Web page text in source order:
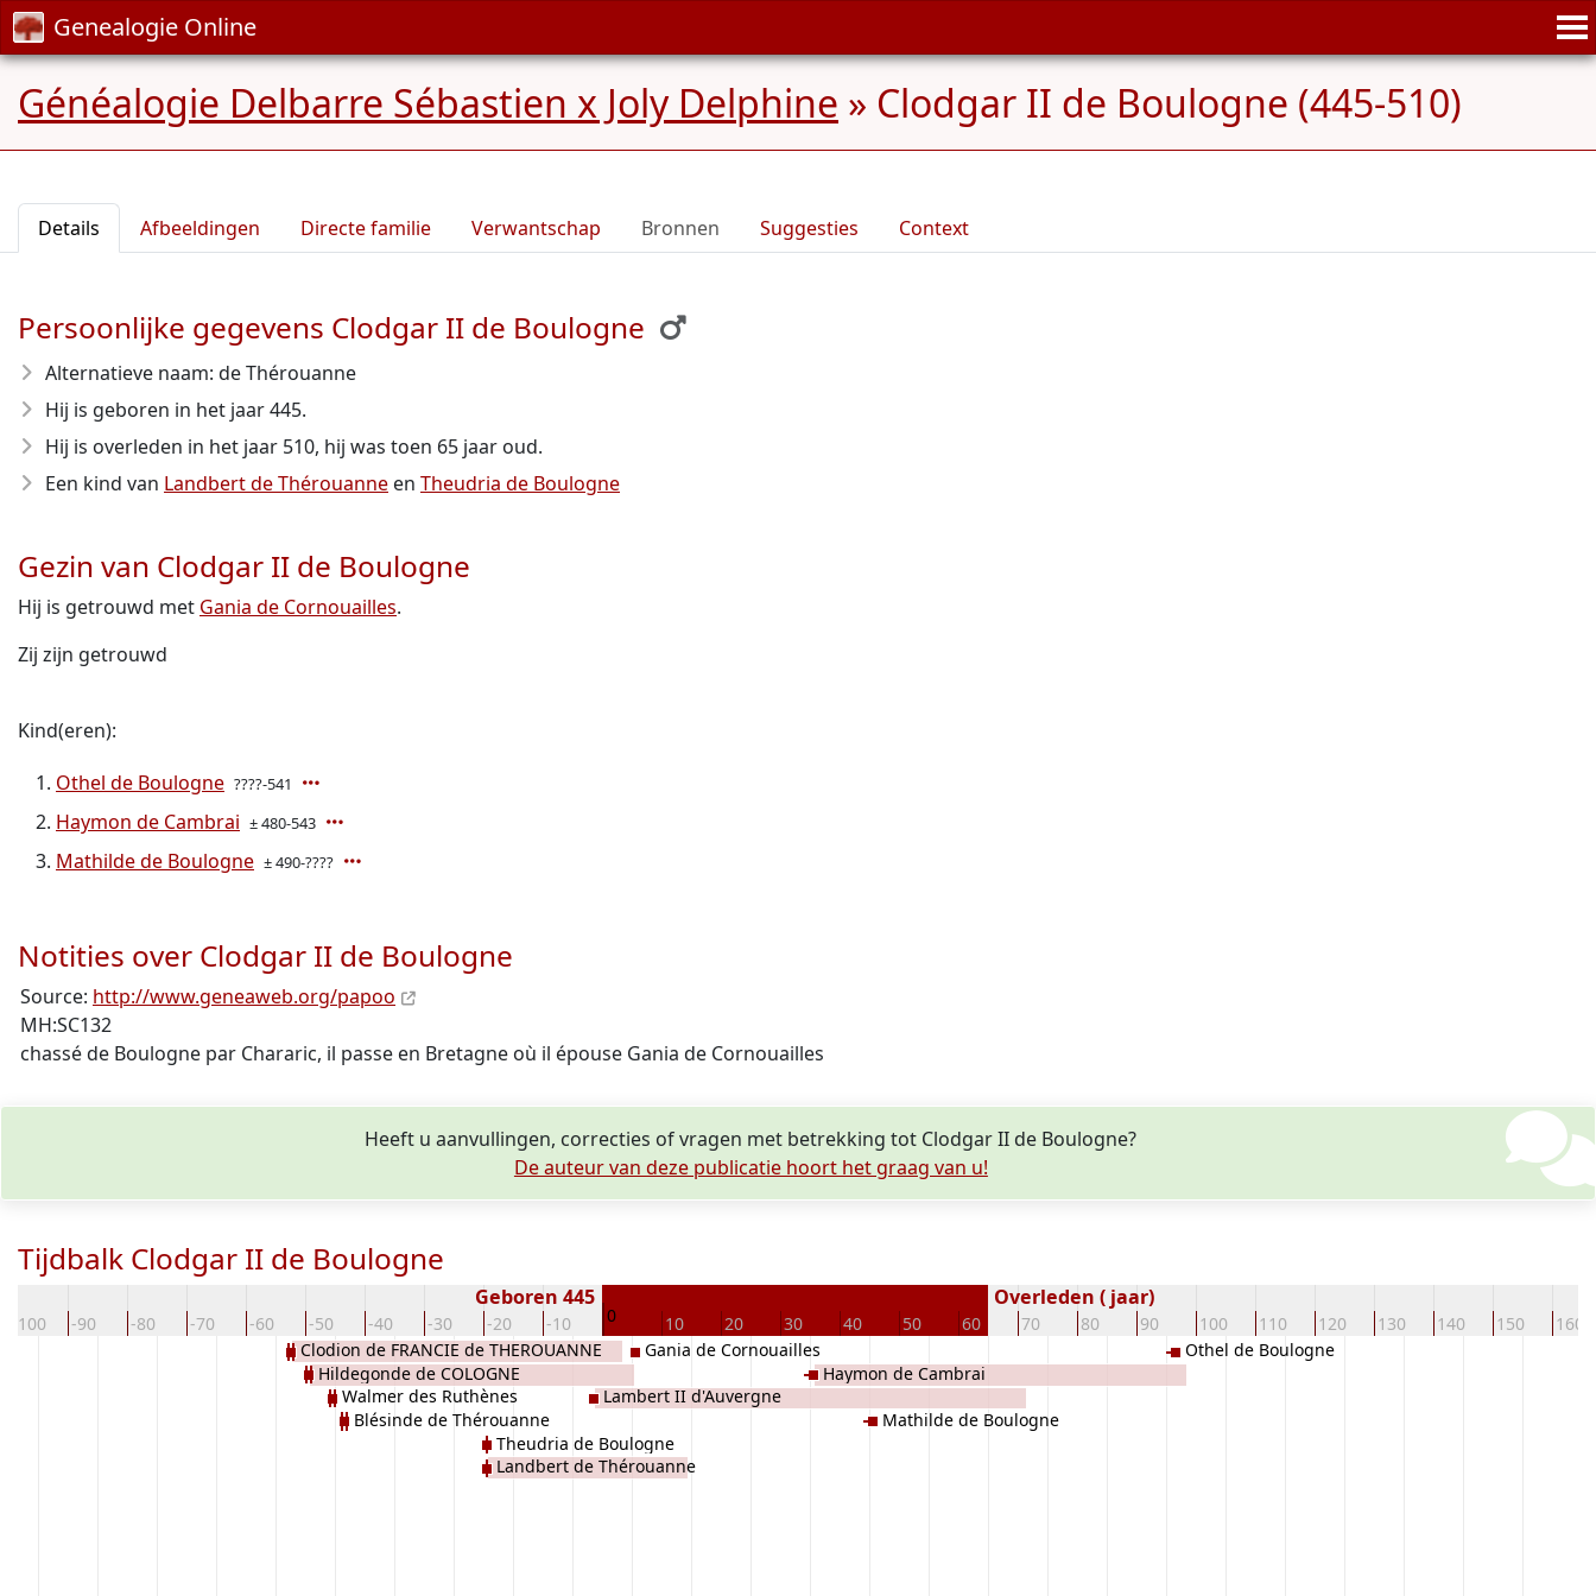
Genealogie Online
Généalogie Delbarre Sébastien x Joly Delphine » Clodgar II de Boulogne (445-510)
Details Afbeeldingen Directe familie Verwantschap Bronnen Suggesties Context
Persoonlijke gegevens Clodgar II de Boulogne
Alternatieve naam: de Thérouanne
Hij is geboren in het jaar 445.
Hij is overleden in het jaar 510, hij was toen 65 jaar oud.
Een kind van Landbert de Thérouanne en Theudria de Boulogne
Gezin van Clodgar II de Boulogne
Hij is getrouwd met Gania de Cornouailles.
Zij zijn getrouwd
Kind(eren):
Othel de Boulogne ????-541
Haymon de Cambrai ± 480-543
Mathilde de Boulogne ± 490-????
Notities over Clodgar II de Boulogne
Source: http://www.geneaweb.org/papoo
MH:SC132
chassé de Boulogne par Chararic, il passe en Bretagne où il épouse Gania de Cornouailles
Heeft u aanvullingen, correcties of vragen met betrekking tot Clodgar II de Boulogne?
De auteur van deze publicatie hoort het graag van u!
Tijdbalk Clodgar II de Boulogne
-100 -90 -80 -70 -60 -50 -40 -30 -20 -10 0 10 20 30 40 50 60 70 80 90 100 110 120 130 140 150 160
Geboren 445 Overleden ( jaar)
Clodion de FRANCIE de THEROUANNE
Hildegonde de COLOGNE
Walmer des Ruthènes
Blésinde de Thérouanne
Theudria de Boulogne
Landbert de Thérouanne
Lambert II d'Auvergne
Gania de Cornouailles
Haymon de Cambrai
Mathilde de Boulogne
Othel de Boulogne